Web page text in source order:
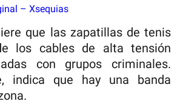
– Xsequias
que las zapatillas de tenis
los cables de alta tensión
con grupos criminales.
indica que hay una banda